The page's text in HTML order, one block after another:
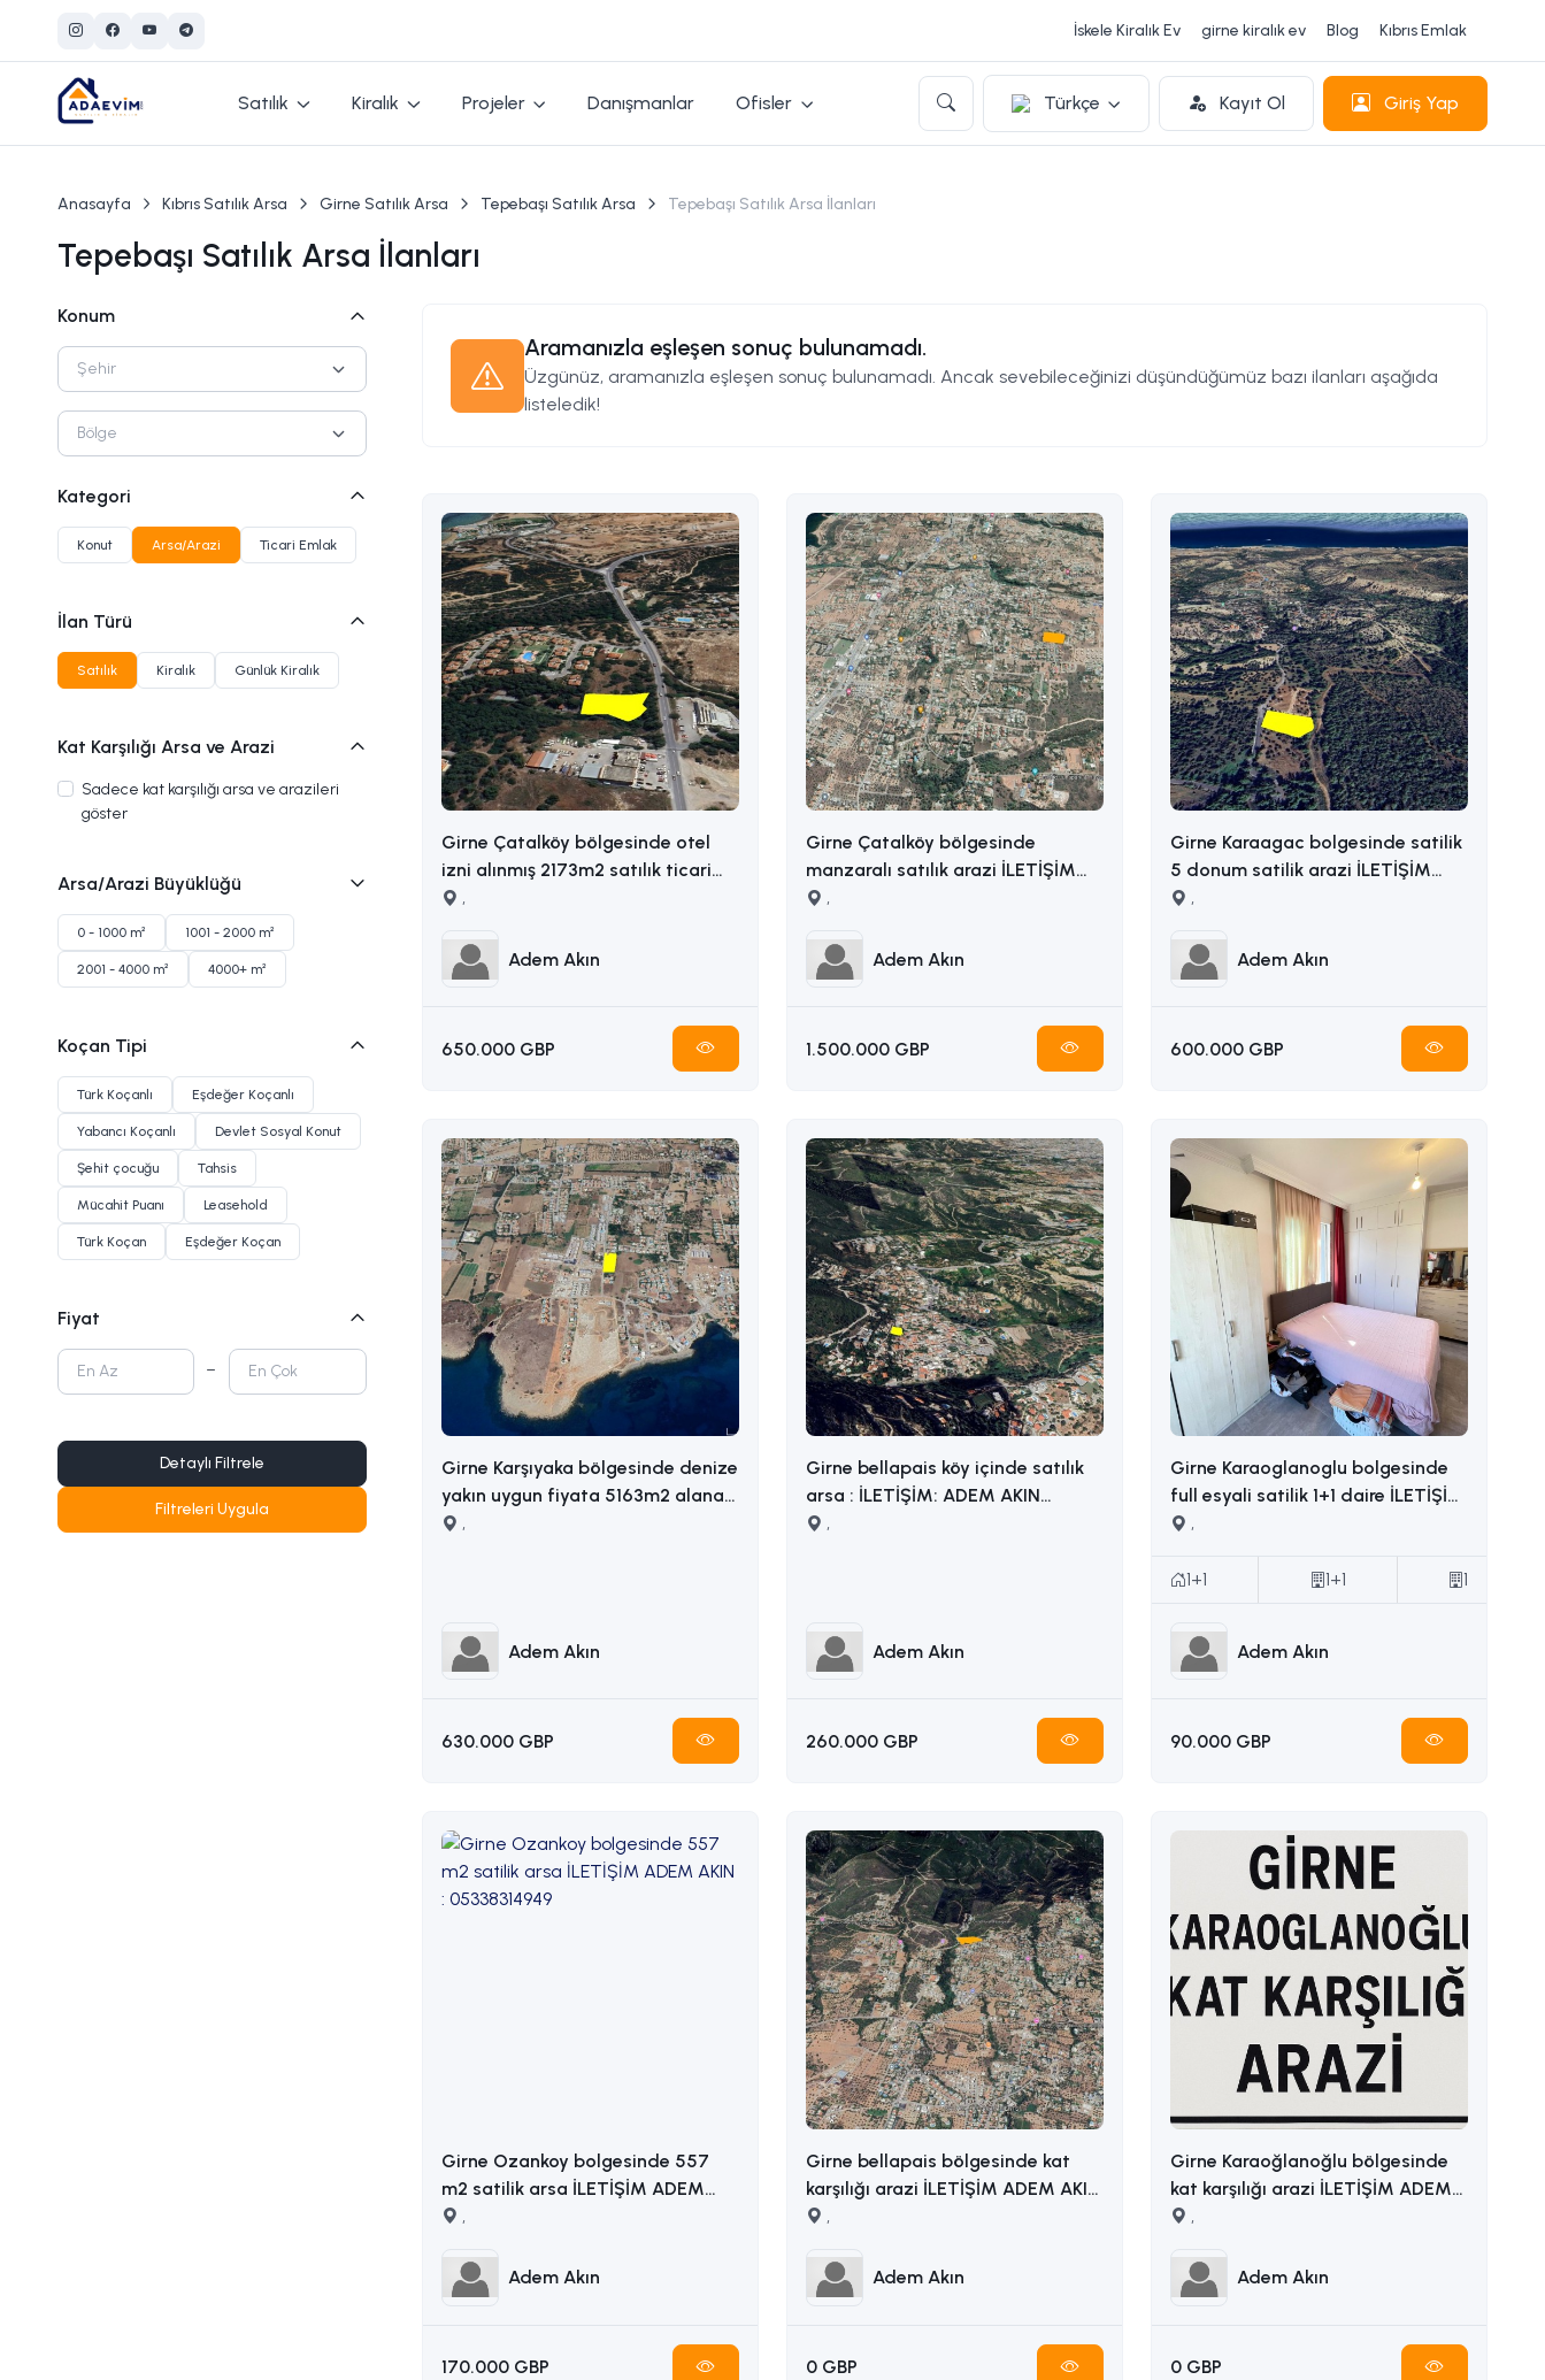
İskele Kiralık Ev girne kiralık ev Blog Kıbrıs Emlak
Satılık Kiralık Projeler Danışmanlar Ofisler Türkçe Kayıt Ol Giriş Yap
Anasayfa Kıbrıs Satılık Arsa Girne Satılık Arsa Tepebaşı Satılık Arsa Tepebaşı Satılık Arsa İlanları
Tepebaşı Satılık Arsa İlanları
Konum
Şehir
Bölge
Kategori
Konut Arsa/Arazi Ticari Emlak
İlan Türü
Satılık Kiralık Günlük Kiralık
Kat Karşılığı Arsa ve Arazi
Sadece kat karşılığı arsa ve arazileri
göster
Arsa/Arazi Büyüklüğü
0 - 1000 m² 1001 - 2000 m²
2001 - 4000 m² 4000+ m²
Koçan Tipi
Türk Koçanlı Eşdeğer Koçanlı
Yabancı Koçanlı Devlet Sosyal Konut
Şehit çocuğu Tahsis
Mücahit Puanı Leasehold
Türk Koçan Eşdeğer Koçan
Fiyat
Detaylı Filtrele
Filtreleri Uygula
Aramanızla eşleşen sonuç bulunamadı.
Üzgünüz, aramanızla eşleşen sonuç bulunamadı. Ancak sevebileceğinizi düşündüğümüz bazı ilanları aşağıda
listeledik!
Girne Çatalköy bölgesinde otel
izni alınmış 2173m2 satılık ticari
arsa İLETİŞİM ADEM AKIN
,
Adem Akın
650.000 GBP
Girne Çatalköy bölgesinde
manzaralı satılık arazi İLETİŞİM
ADEM AKIN : 05338314949
,
Adem Akın
1.500.000 GBP
Girne Karaagac bolgesinde satilik
5 donum satilik arazi İLETİŞİM
ADEM AKIN : 05338314949
,
Adem Akın
600.000 GBP
Girne Karşıyaka bölgesinde denize
yakın uygun fiyata 5163m2 alana
sahip satılık arazi İLETİŞİM ADEM
,
Adem Akın
630.000 GBP
Girne bellapais köy içinde satılık
arsa : İLETİŞİM: ADEM AKIN
05338314949
,
Adem Akın
260.000 GBP
Girne Karaoglanoglu bolgesinde
full esyali satilik 1+1 daire İLETİŞİM
ADEM AKIN : 05338314949
,
1+1 1+1 1
Adem Akın
90.000 GBP
Girne Ozankoy bolgesinde 557
m2 satilik arsa İLETİŞİM ADEM
AKIN : 05338314949
,
Adem Akın
170.000 GBP
Girne bellapais bölgesinde kat
karşılığı arazi İLETİŞİM ADEM AKIN
: 05338314949
,
Adem Akın
0 GBP
Girne Karaoğlanoğlu bölgesinde
kat karşılığı arazi İLETİŞİM ADEM
AKIN 05338314949
,
Adem Akın
0 GBP